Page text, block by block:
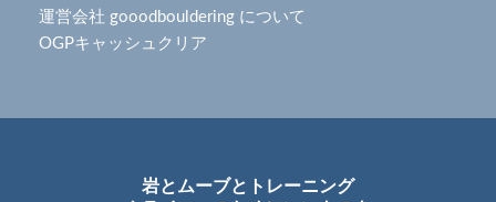
運営会社 gooodbouldering について
OGPキャッシュクリア
岩とムーブとトレーニング